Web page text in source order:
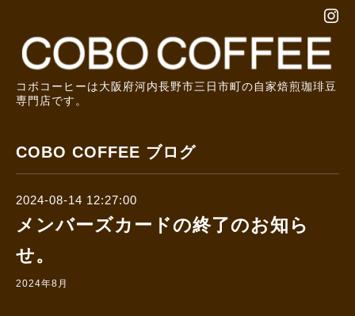
コボコーヒーは大阪府河内長野市三日市町の自家焙煎珈琲豆
専門店です。
COBO COFFEE ブログ
2024-08-14 12:27:00
メンバーズカードの終了のお知ら
せ。
2024年8月